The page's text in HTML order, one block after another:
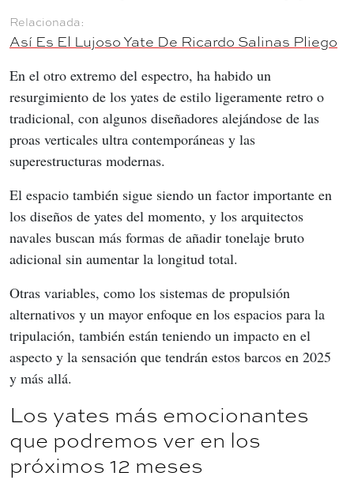
Así Es El Lujoso Yate De Ricardo Salinas Pliego
En el otro extremo del espectro, ha habido un
resurgimiento de los yates de estilo ligeramente retro o
tradicional, con algunos diseñadores alejándose de las
proas verticales ultra contemporáneas y las
superestructuras modernas.
El espacio también sigue siendo un factor importante en
los diseños de yates del momento, y los arquitectos
navales buscan más formas de añadir tonelaje bruto
adicional sin aumentar la longitud total.
Otras variables, como los sistemas de propulsión
alternativos y un mayor enfoque en los espacios para la
tripulación, también están teniendo un impacto en el
aspecto y la sensación que tendrán estos barcos en 2025
y más allá.
Los yates más emocionantes
que podremos ver en los
próximos 12 meses